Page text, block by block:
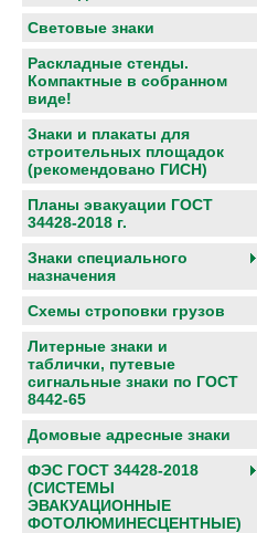
Световые знаки
Раскладные стенды.
Компактные в собранном
виде!
Знаки и плакаты для
строительных площадок
(рекомендовано ГИСН)
Планы эвакуации ГОСТ
34428-2018 г.
Знаки специального
назначения
Схемы строповки грузов
Литерные знаки и
таблички, путевые
сигнальные знаки по ГОСТ
8442-65
Домовые адресные знаки
ФЭС ГОСТ 34428-2018
(СИСТЕМЫ
ЭВАКУАЦИОННЫЕ
ФОТОЛЮМИНЕСЦЕНТНЫЕ)